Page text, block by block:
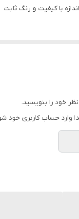
خود را بنویسید.
وارد حساب کاربری خود